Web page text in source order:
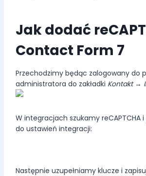
Jak dodać
Contact Form 7
Przechodzimy będąc zalogowany do
administratora do zakładki Kontakt →
W integracjach szukamy reCAPTCHA
do ustawień integracji:
Następnie uzupełniamy klucze i